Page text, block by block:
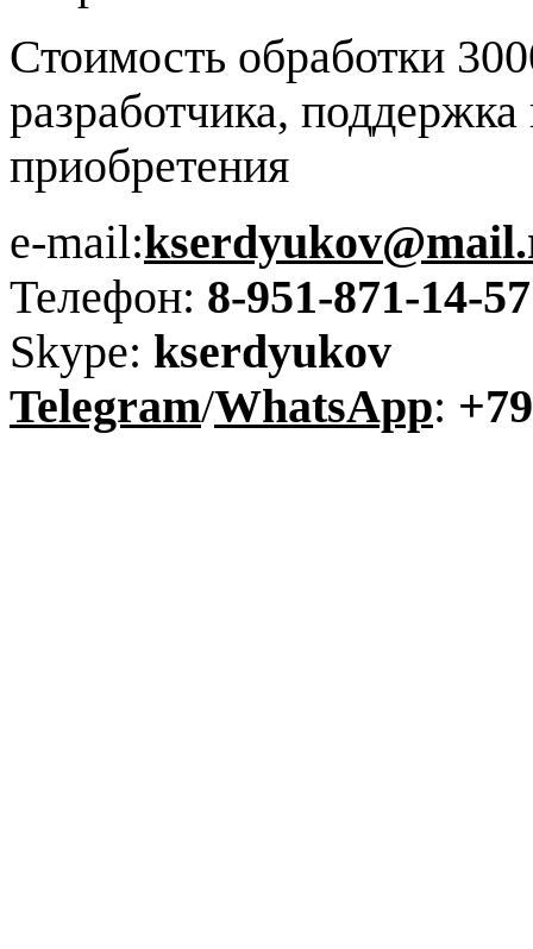
Стоимость обработки
разработчика,
приобретения
e-mail:
Телефон: 8-951-871-14-57
Skype: kserdyukov
Telegram/WhatsApp: